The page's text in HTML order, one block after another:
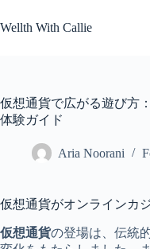
to
content
Wellth With Callie
仮想通貨で広がる遊び方
体験ガイド
Aria Noorani
仮想通貨がオンラインカ
仮想通貨の登場は、伝統